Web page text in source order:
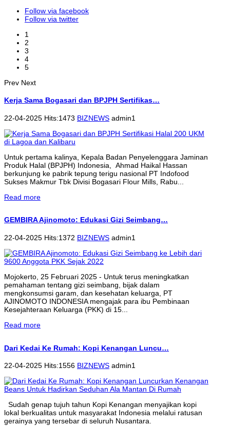
Follow via facebook
Follow via twitter
1
2
3
4
5
Prev Next
Kerja Sama Bogasari dan BPJPH Sertifikas…
22-04-2025 Hits:1473 BIZNEWS admin1
Untuk pertama kalinya, Kepala Badan Penyelenggara Jaminan
Produk Halal (BPJPH) Indonesia, Ahmad Haikal Hassan
berkunjung ke pabrik tepung terigu nasional PT Indofood
Sukses Makmur Tbk Divisi Bogasari Flour Mills, Rabu...
Read more
GEMBIRA Ajinomoto: Edukasi Gizi Seimbang…
22-04-2025 Hits:1372 BIZNEWS admin1
Mojokerto, 25 Februari 2025 - Untuk terus meningkatkan
pemahaman tentang gizi seimbang, bijak dalam
mengkonsumsi garam, dan kesehatan keluarga, PT
AJINOMOTO INDONESIA mengajak para ibu Pembinaan
Kesejahteraan Keluarga (PKK) di 15...
Read more
Dari Kedai Ke Rumah: Kopi Kenangan Luncu…
22-04-2025 Hits:1556 BIZNEWS admin1
Sudah genap tujuh tahun Kopi Kenangan menyajikan kopi
lokal berkualitas untuk masyarakat Indonesia melalui ratusan
gerainya yang tersebar di seluruh Nusantara.